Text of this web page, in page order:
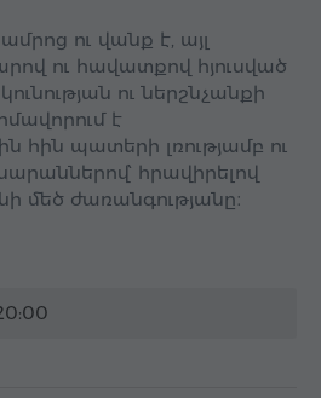
ու վանք է, այլ
ու հավատքով հյուսված
ու ներշնչանքի
է
հին պատերի լռությամբ ու
հրավիրելով
մեծ ժառանգությանը։